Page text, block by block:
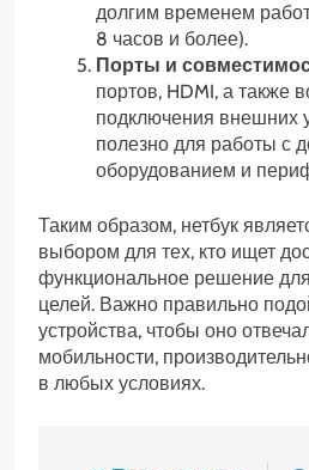
долгим временем
8 часов и более).
Порты и
портов, HDMI, а также
подключения внешних
полезно для работы с
оборудованием и
Таким образом, нетбук
выбором для тех, кто ищет
функциональное решение
целей. Важно правильно
устройства, чтобы оно
мобильности,
в любых условиях.